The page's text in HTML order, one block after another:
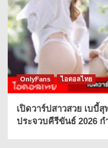
OnlyFans ไอดอลไทย
เปิดวาร์ปสาวสวย เบบี้
ประจวบคีรีขันธ์ 2026 ก